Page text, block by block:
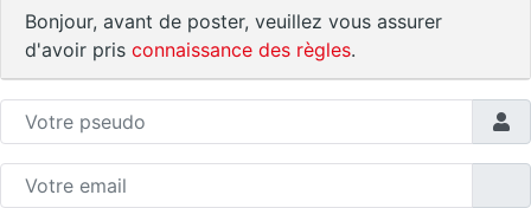
Bonjour, avant de poster, veuillez vous assurer
d'avoir pris connaissance des règles.